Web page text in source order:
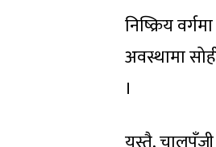
निष्क्रिय
अवस्थामा
।